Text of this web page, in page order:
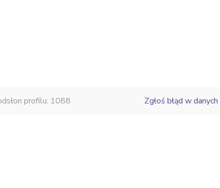
profilu: 1088 Zgłoś błąd w danych